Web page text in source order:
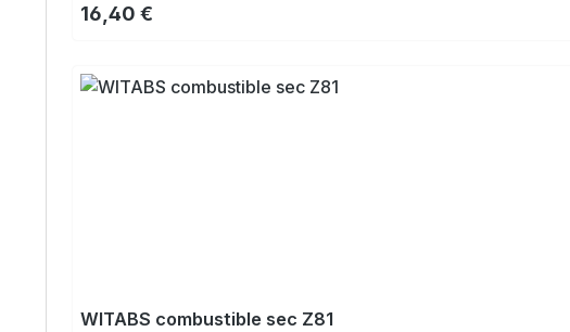
Prix régulier :
16,40 €
WITABS combustible sec Z81